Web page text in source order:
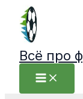
Перейти
содержимому
Всё про